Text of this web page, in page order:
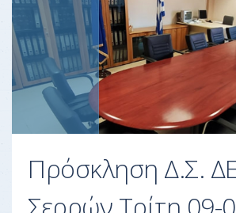
Πρόσκληση Δ.Σ.
Σερρών Τρίτη 09-